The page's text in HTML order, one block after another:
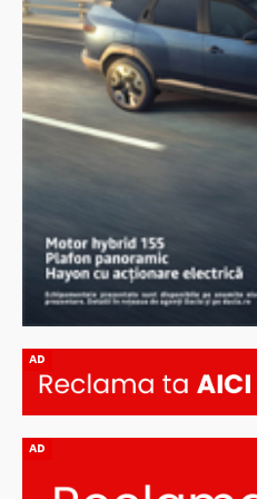
AD
AD